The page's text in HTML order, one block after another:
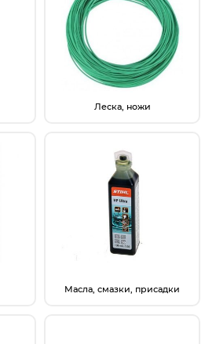
Леска, ножи
Масла, смазки, присадки